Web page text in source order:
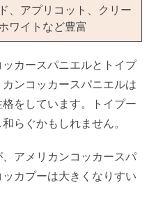
、アプリコット、クリー
ワイトなど豊富
カースパニエルとトイプ
ンコッカースパニエルは
をしています。トイプー
らぐかもしれません。
アメリカンコッカースパ
カプーは大きくなりすい